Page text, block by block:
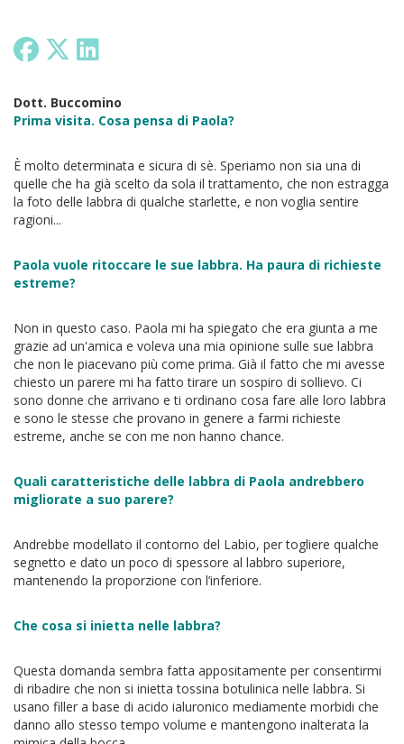
Dott. Buccomino
Prima visita. Cosa pensa di Paola?
È molto determinata e sicura di sè. Speriamo non sia una di
quelle che ha già scelto da sola il trattamento, che non estragga
la foto delle labbra di qualche starlette, e non voglia sentire
ragioni...
Paola vuole ritoccare le sue labbra. Ha paura di richieste
estreme?
Non in questo caso. Paola mi ha spiegato che era giunta a me
grazie ad un'amica e voleva una mia opinione sulle sue labbra
che non le piacevano più come prima. Già il fatto che mi avesse
chiesto un parere mi ha fatto tirare un sospiro di sollievo. Ci
sono donne che arrivano e ti ordinano cosa fare alle loro labbra
e sono le stesse che provano in genere a farmi richieste
estreme, anche se con me non hanno chance.
Quali caratteristiche delle labbra di Paola andrebbero
migliorate a suo parere?
Andrebbe modellato il contorno del Labio, per togliere qualche
segnetto e dato un poco di spessore al labbro superiore,
mantenendo la proporzione con l’inferiore.
Che cosa si inietta nelle labbra?
Questa domanda sembra fatta appositamente per consentirmi
di ribadire che non si inietta tossina botulinica nelle labbra. Si
usano filler a base di acido ialuronico mediamente morbidi che
danno allo stesso tempo volume e mantengono inalterata la